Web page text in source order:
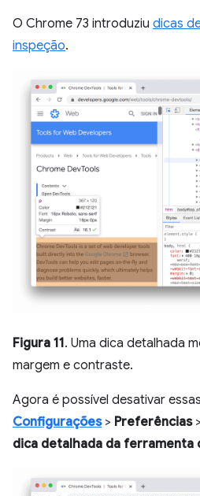
O Chrome 73 introduziu dicas
inspeção.
Figura 11. Uma dica detalhada
margem e contraste.
Agora é possível desativar
Configurações> Preferências>
dica detalhada da ferramenta